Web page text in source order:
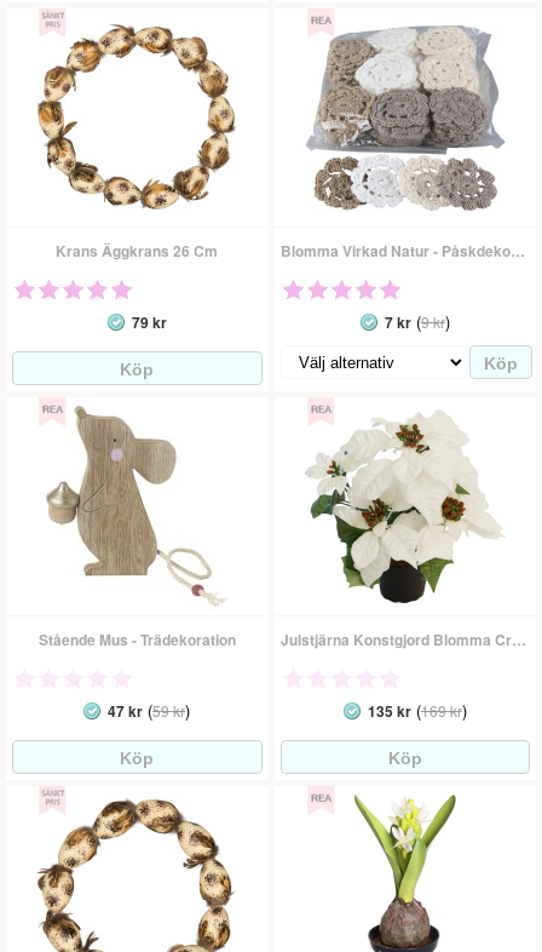
Krans Äggkrans 26 Cm
79 kr
Blomma Virkad Natur - Påskdekoration
7 kr(9 kr)
Stående Mus - Trädekoration
47 kr (59 kr)
Julstjärna Konstgjord Blomma Cremevit
135 kr(169 kr)